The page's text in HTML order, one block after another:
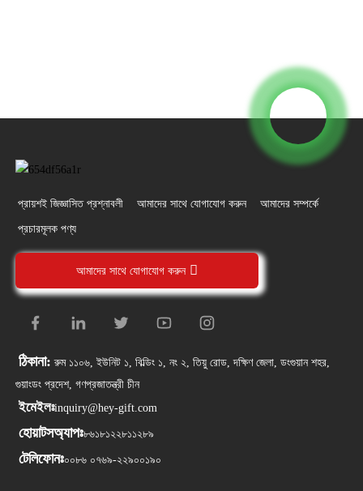
প্রায়শই জিজ্ঞাসিত প্রশ্নাবলী আমাদের সাথে যোগাযোগ করুন আমাদের সম্পর্কে
প্রচারমূলক পণ্য
আমাদের সাথে যোগাযোগ করুন
ঠিকানা: রুম ১১০৬, ইউনিট ১, বিল্ডিং ১, নং ২, তিয়ু রোড, দক্ষিণ জেলা, ডংগুয়ান শহর,
গুয়াংডং প্রদেশ, গণপ্রজাতন্ত্রী চীন
ইমেইলঃinquiry@hey-gift.com
হোয়াটসঅ্যাপঃ৮৬১৮১২২৮১১২৮৯
টেলিফোনঃ০০৮৬ ০৭৬৯-২২৯০০১৯০